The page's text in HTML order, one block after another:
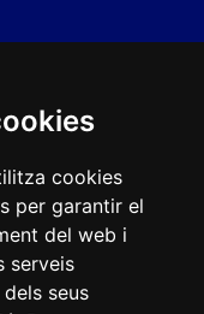
cookies
per garantir el
del web i
serveis
seus